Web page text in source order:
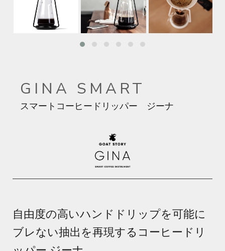
GINA SMART
スマートコーヒードリッパー ジーナ
自由度の高いハンドドリップを可能に
ブレない抽出を再現するコーヒードリ